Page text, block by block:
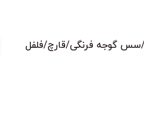
سس گوجه فرنگی/قارچ/فلفل